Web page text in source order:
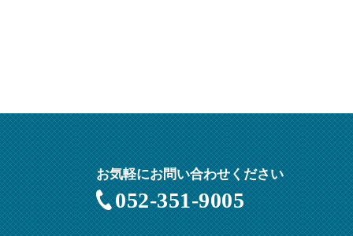
お気軽にお問い合わせください
052-351-9005